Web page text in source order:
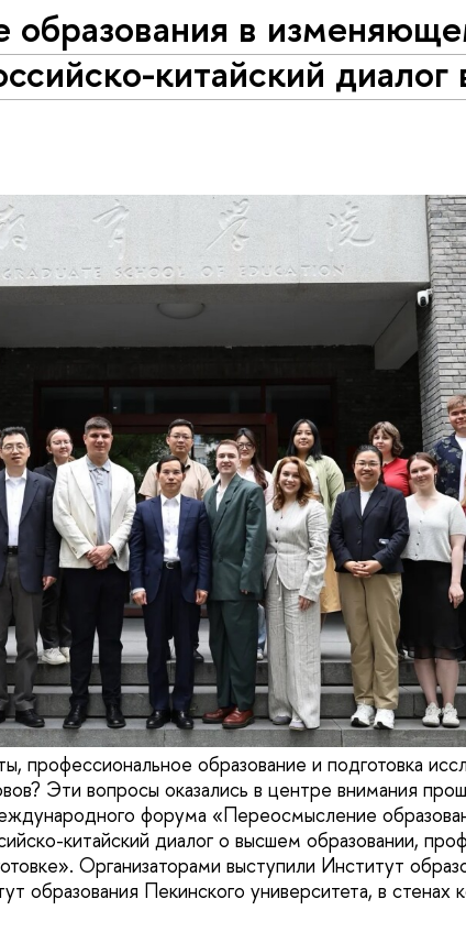
образования в
китайский диалог
профессиональное образование и подготовка
Эти вопросы оказались в центре внимания
форума «Переосмысление
китайский диалог о высшем образовании,
Организаторами выступили Институт
образования Пекинского университета, в стенах